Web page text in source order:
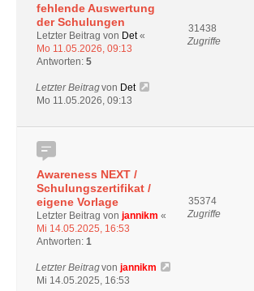
fehlende Auswertung
der Schulungen
Letzter Beitrag von Det«
Mo 11.05.2026, 09:13
Antworten: 5
31438
Zugriffe
Letzter Beitragvon Det
Mo 11.05.2026, 09:13
Awareness NEXT /
Schulungszertifikat /
eigene Vorlage
Letzter Beitrag von jannikm «
Mi 14.05.2025, 16:53
Antworten: 1
35374
Zugriffe
Letzter Beitragvon jannikm
Mi 14.05.2025, 16:53